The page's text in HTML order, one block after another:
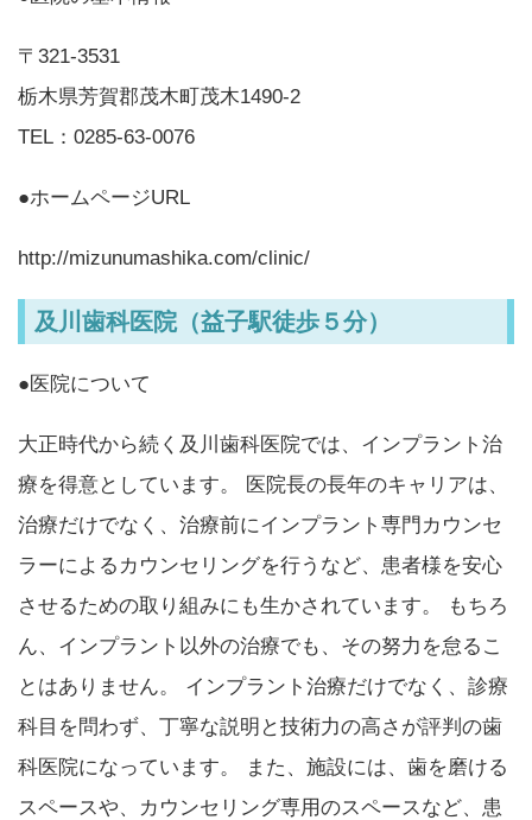
〒321-3531
栃木県芳賀郡茂木町茂木1490-2
TEL：0285-63-0076
●ホームページURL
http://mizunumashika.com/clinic/
及川歯科医院（益子駅徒歩５分）
●医院について
大正時代から続く及川歯科医院では、インプラント治
療を得意としています。 医院長の長年のキャリアは、
治療だけでなく、治療前にインプラント専門カウンセ
ラーによるカウンセリングを行うなど、患者様を安心
させるための取り組みにも生かされています。 もちろ
ん、インプラント以外の治療でも、その努力を怠るこ
とはありません。 インプラント治療だけでなく、診療
科目を問わず、丁寧な説明と技術力の高さが評判の歯
科医院になっています。 また、施設には、歯を磨ける
スペースや、カウンセリング専用のスペースなど、患